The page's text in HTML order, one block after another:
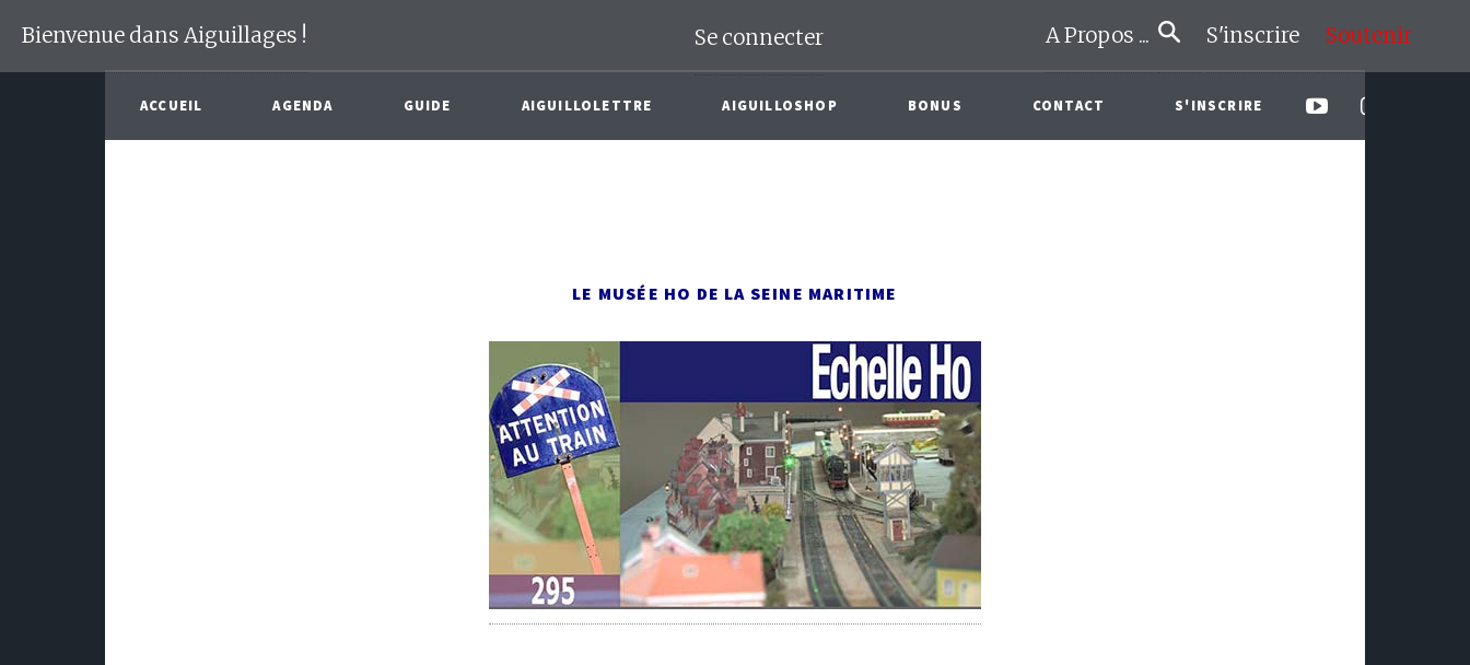
Bienvenue dans Aiguillages ! Se connecter A Propos ... S'inscrire Soutenir
ACCUEIL AGENDA GUIDE AIGUILLOLETTRE AIGUILLOSHOP BONUS CONTACT S'INSCRIRE
LE MUSÉE HO DE LA SEINE MARITIME